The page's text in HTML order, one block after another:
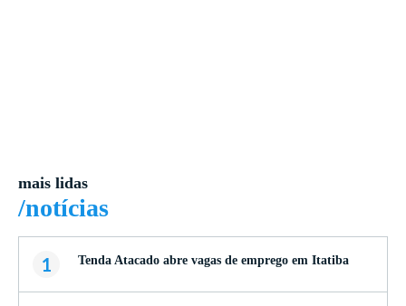
mais lidas
/notícias
1 Tenda Atacado abre vagas de emprego em Itatiba